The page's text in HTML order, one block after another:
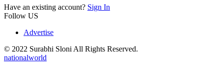
Have an existing account? Sign In
Follow US
Advertise
© 2022 Surabhi Sloni All Rights Reserved.
nationalworld